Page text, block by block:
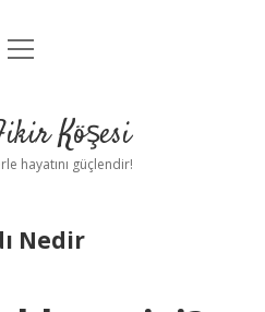
Uyarı
menüyü
Köşesi
hayatını güçlendir!
Nedir